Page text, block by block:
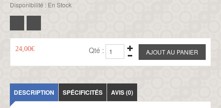
Disponibilité : En Stock
24,00€ Qté :
DESCRIPTION SPÉCIFICITÉS AVIS (0)